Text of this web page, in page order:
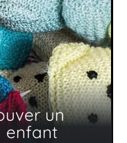
un
enfant